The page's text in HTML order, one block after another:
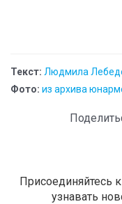
Текст: Людмила
Фото: из архива
Присоединяйтесь
узнавать